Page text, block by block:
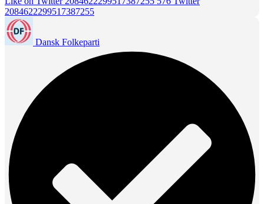
2084622299517387255
Dansk Folkeparti